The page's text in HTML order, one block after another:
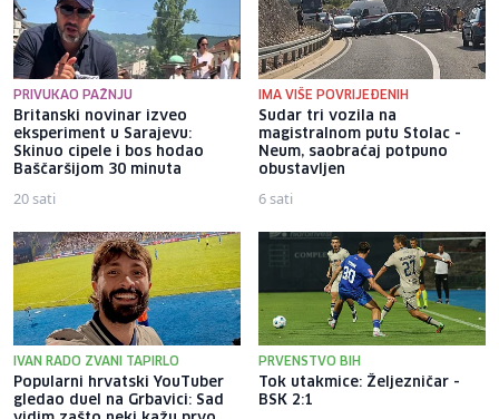
PRIVUKAO PAŽNJU
Britanski novinar izveo
eksperiment u Sarajevu:
Skinuo cipele i bos hodao
Baščaršijom 30 minuta
20 sati
IMA VIŠE POVRIJEĐENIH
Sudar tri vozila na
magistralnom putu Stolac -
Neum, saobraćaj potpuno
obustavljen
6 sati
IVAN RADO ZVANI TAPIRLO
Popularni hrvatski YouTuber
gledao duel na Grbavici: Sad
PRVENSTVO BIH
Tok utakmice: Željezničar -
BSK 2:1